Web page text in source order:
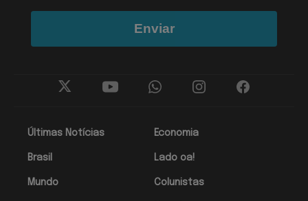
Últimas Notícias
Brasil
Mundo
Economia
Lado oa!
Colunistas
Enviar